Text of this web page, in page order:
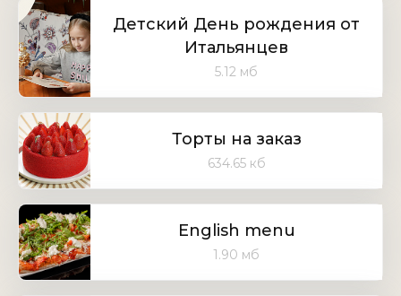
Детский День рождения от
Итальянцев
5.12 мб
Торты на заказ
634.65 кб
English menu
1.90 мб